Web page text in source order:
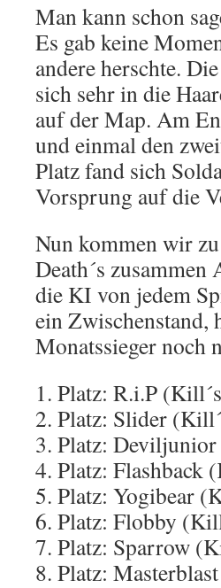
Man kann schon
Es gab keine
andere herschte.
sich sehr in die
auf der Map. Am
und einmal den
Platz fand sich
Vorsprung auf die
Nun kommen wir
Death´s
die KI von jedem
ein Zwischenstand,
Monatssieger noch
1. Platz: R.i.P
2. Platz: Slider
3. Platz:
4. Platz: Flashback
5. Platz: Yogibear
6. Platz: Flobby
7. Platz: Sparrow
8. Platz: